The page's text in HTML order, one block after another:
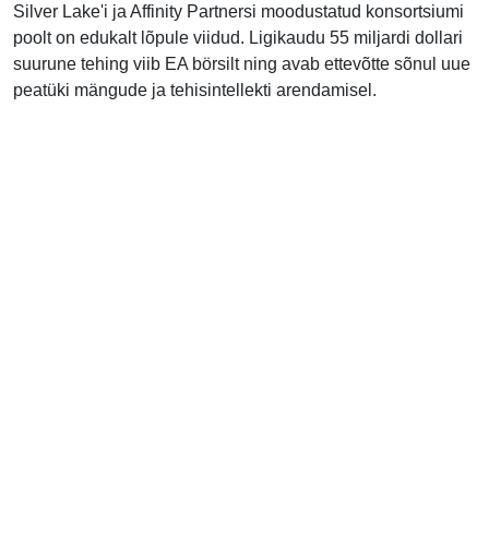
Silver Lake'i ja Affinity Partnersi moodustatud konsortsiumi
poolt on edukalt lõpule viidud. Ligikaudu 55 miljardi dollari
suurune tehing viib EA börsilt ning avab ettevõtte sõnul uue
peatüki mängude ja tehisintellekti arendamisel.